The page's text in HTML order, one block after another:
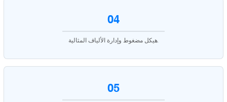
04
هيكل مضغوط وإدارة الألياف المثالية.
05